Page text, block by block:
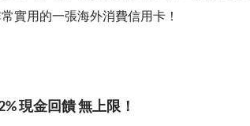
實用的一張海外消費信用卡！
現金回饋 無上限！